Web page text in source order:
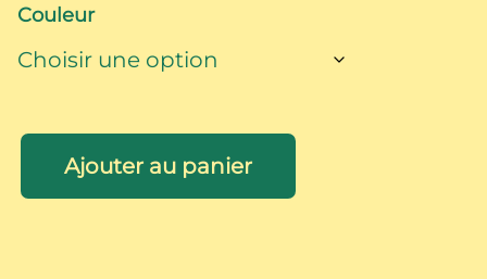
Couleur
Fleurs
Ajouter au panier